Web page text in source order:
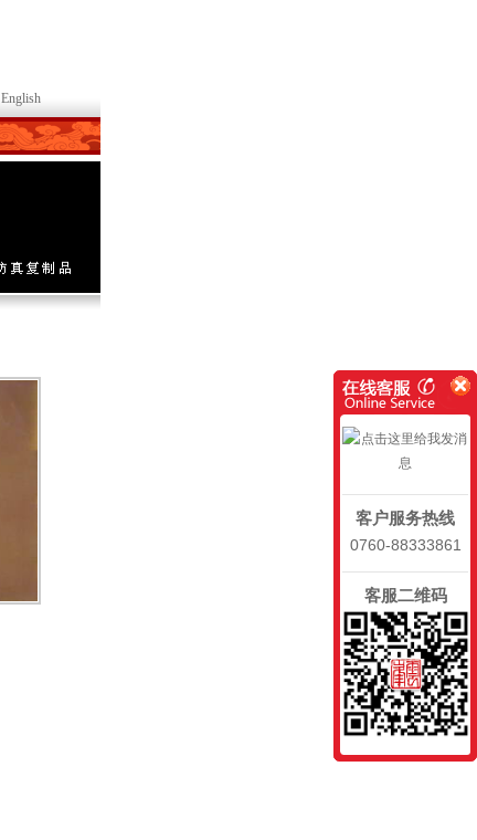
English
客户服务热线
0760-88333861
客服二维码